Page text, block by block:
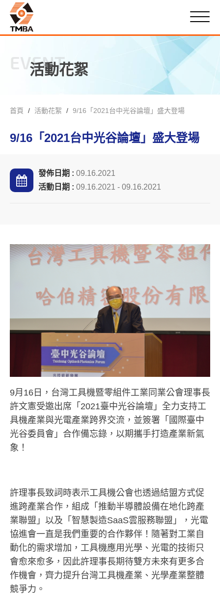
EVENT
活動花絮
首頁 活動花絮 9/16「2021台中光谷論壇」盛大登場
9/16「2021台中光谷論壇」盛大登場
發佈日期 : 09.16.2021
活動日期 : 09.16.2021 - 09.16.2021
9月16日，台灣工具機暨零組件工業同業公會理事長
許文憲受邀出席「2021臺中光谷論壇」全力支持工
具機產業與光電產業跨界交流，並簽署「國際臺中
光谷委員會」合作備忘錄，以期攜手打造產業新氣
象！
許理事長致詞時表示工具機公會也透過結盟方式促
進跨產業合作，組成「推動半導體設備在地化跨產
業聯盟」以及「智慧製造SaaS雲服務聯盟」，光電
協進會一直是我們重要的合作夥伴！隨著對工業自
動化的需求增加，工具機應用光學、光電的技術只
會愈來愈多，因此許理事長期待雙方未來有更多合
作機會，齊力提升台灣工具機產業、光學產業整體
競爭力。